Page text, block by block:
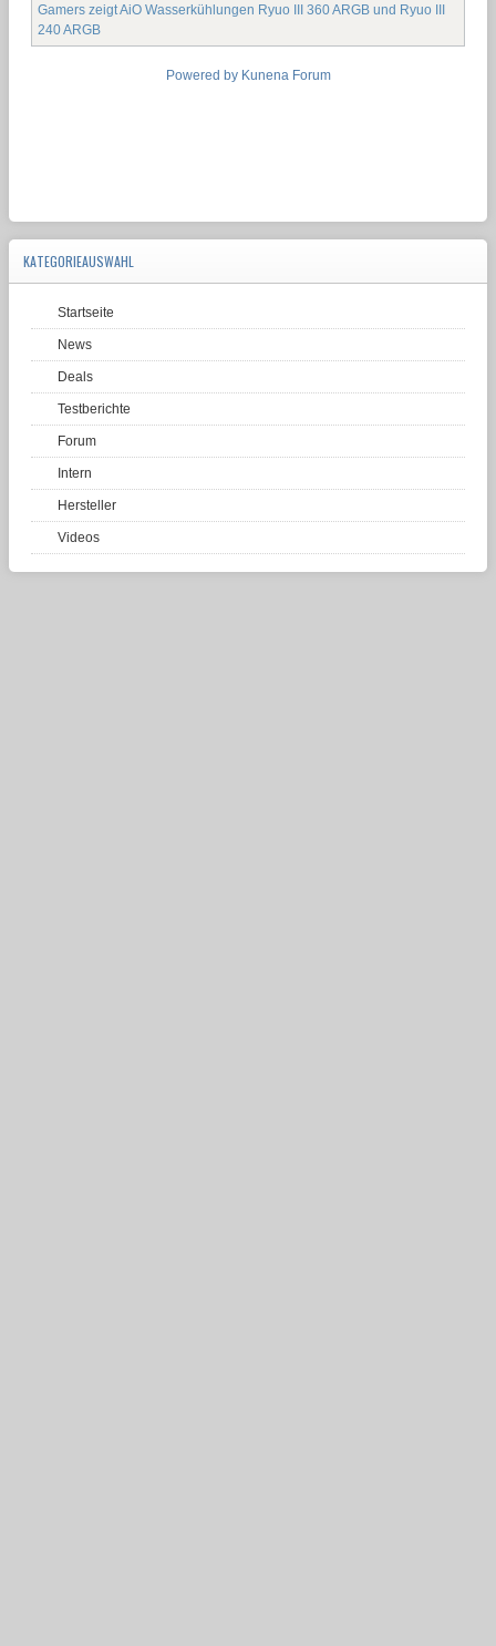
Gamers zeigt AiO Wasserkühlungen Ryuo III 360 ARGB und Ryuo III
240 ARGB
Powered by Kunena Forum
KATEGORIEAUSWAHL
Startseite
News
Deals
Testberichte
Forum
Intern
Hersteller
Videos